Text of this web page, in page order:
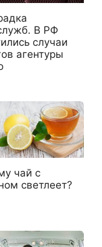
В РФ
случаи
агентуры
чай с
светлеет?